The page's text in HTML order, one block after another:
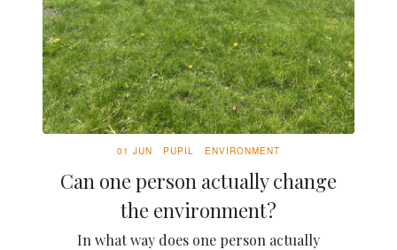
01 JUN PUPIL ENVIRONMENT
Can one person actually change
the environment?
In what way does one person actually